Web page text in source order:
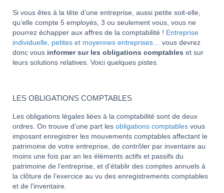
Si vous êtes à la tête d’une entreprise, aussi petite soit-elle,
qu’elle compte 5 employés, 3 ou seulement vous, vous ne
pourrez échapper aux affres de la comptabilité ! Entreprise
individuelle, petites et moyennes entreprises … vous devrez
donc vous informer sur les obligations comptables et sur
leurs solutions relatives. Voici quelques pistes.
LES OBLIGATIONS COMPTABLES
Les obligations légales liées à la comptabilité sont de deux
ordres. On trouve d’une part les obligations comptables vous
imposant enregistrer les mouvements comptables affectant le
patrimoine de votre entreprise, de contrôler par inventaire au
moins une fois par an les éléments actifs et passifs du
patrimoine de l’entreprise, et d’établir des comptes annuels à
la clôture de l’exercice au vu des enregistrements comptables
et de l’inventaire.